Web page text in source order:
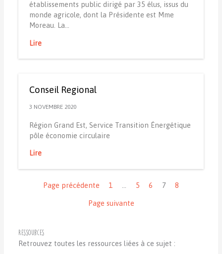
établissements public dirigé par 35 élus, issus du
monde agricole, dont la Présidente est Mme
Moreau. La…
Lire
Conseil Regional
3 NOVEMBRE 2020
Région Grand Est, Service Transition Énergétique
pôle économie circulaire
Lire
Page précédente
1 5 6 7 8
Page suivante
Ressources
Retrouvez toutes les ressources liées à ce sujet :